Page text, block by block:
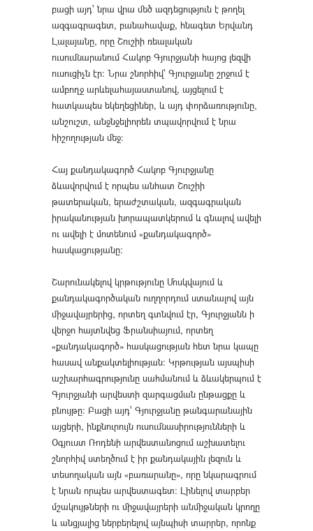
բացի այդ՝ նրա վրա մեծ ազդեցություն է թողել
ազգագրագետ, բանահավաք, հնագետ Երվանդ
Լալայանը, որը Շուշիի ռեալական
ուսումնարանում Հակոբ Գյուրջյանի հայոց լեզվի
ուսուցիչն էր: Նրա շնորհիվ՝ Գյուրջյանը շրջում է
ամբողջ արևելահայաստանով, այցելում է
հատկապես եկեղեցիներ, և այդ փորձառությունը,
անշուշտ, անջնջելիորեն տպավորվում է նրա
հիշողության մեջ:
Հայ քանդակագործ Հակոբ Գյուրջյանը
ձևավորվում է որպես անհատ Շուշիի
թատերական, երաժշտական, ազգագրական
իրականության խորապատկերում և գնալով ավելի
ու ավելի է մոտենում «քանդակագործ»
հասկացությանը։
Շարունակելով կրթությունը Մոսկվայում և
քանդակագործական ուղղորդում ստանալով այն
միջավայրերից, որտեղ գտնվում էր, Գյուրջյանն ի
վերջո հայտնվեց Ֆրանսիայում, որտեղ
«քանդակագործ» հասկացության հետ նրա կապը
հասավ անքակտելիության։ Կրթության այսպիսի
աշխարհագրությունը սահմանում և ձևակերպում է
Գյուրջյանի արվեստի զարգացման ընթացքը և
բնույթը։ Բացի այդ՝ Գյուրջյանը թանգարանային
այցերի, ինքնուրույն ուսումնասիրությունների և
Օգյուստ Ռոդենի արվեստանոցում աշխատելու
շնորհիվ ստեղծում է իր քանդակային լեզուն և
տեսողական այն «բառարանը», որը նկարագրում
է նրան որպես արվեստագետ։ Լինելով տարբեր
մշակույթների ու միջավայրերի անմիջական կրողը
և անցյալից ներբերելով այնպիսի տարրեր, որոնք